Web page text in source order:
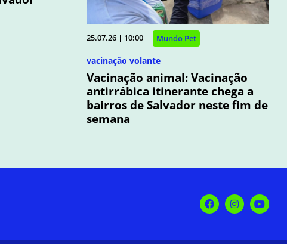
25.07.26 | 10:00 Mundo Pet
vacinação volante
Vacinação animal: Vacinação
antirrábica itinerante chega a
bairros de Salvador neste fim de
semana